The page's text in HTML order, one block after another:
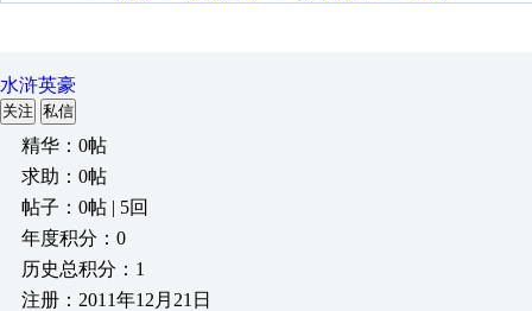
水浒英豪
关注 私信
精华：0帖
求助：0帖
帖子：0帖 | 5回
年度积分：0
历史总积分：1
注册：2011年12月21日